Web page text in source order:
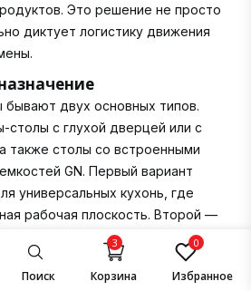
Поиск Корзина
3
Избранное
0
Это решение не просто
диктует логистику движения
двух основных типов.
с глухой дверцей или с
также столы со встроенными
GN. Первый вариант
универсальных кухонь, где
рабочая плоскость. Второй —
раздачи, пиццериях, саладеттах
сложных блюд, где каждый
под рукой.